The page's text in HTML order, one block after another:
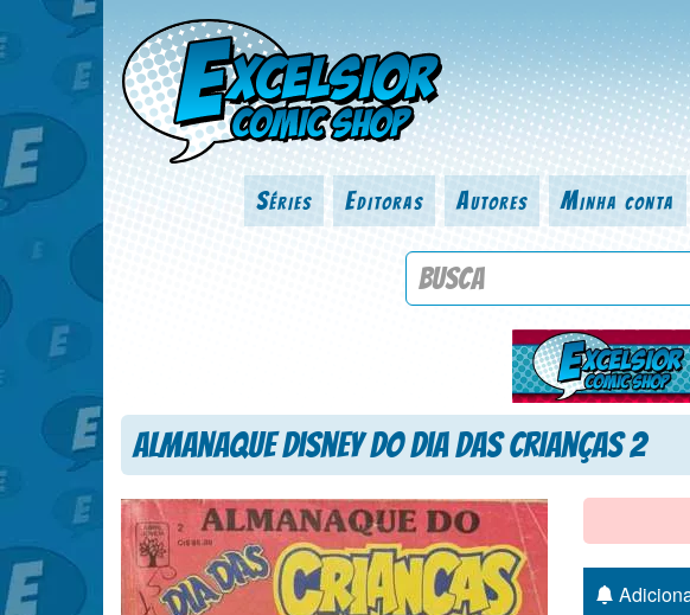
Séries Editoras Autores Minha conta
Procure por título da revista,
Almanaque Disney do Dia das Crianças 2